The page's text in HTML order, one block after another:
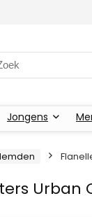
naar:
Jongens
Urban